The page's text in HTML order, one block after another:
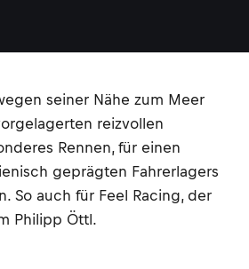
seiner Nähe zum Meer
reizvollen
Rennen, für einen
geprägten Fahrerlagers
So auch für Feel Racing, der
Philipp Öttl.